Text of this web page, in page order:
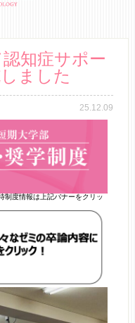
知症サポー
ました
25.12.09
上記バナーをクリッ